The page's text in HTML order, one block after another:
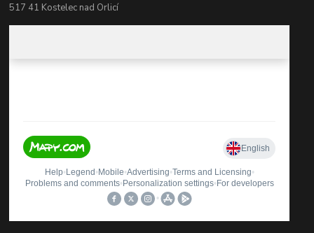
517 41 Kostelec nad Orlicí